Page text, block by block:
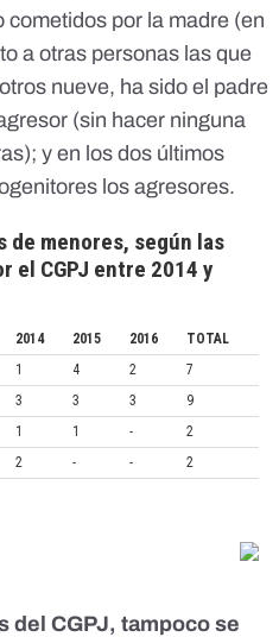
por la madre (en
a otras personas las que
nueve, ha sido el padre
(sin hacer ninguna
y en los dos últimos
los agresores.
del CGPJ, tampoco se